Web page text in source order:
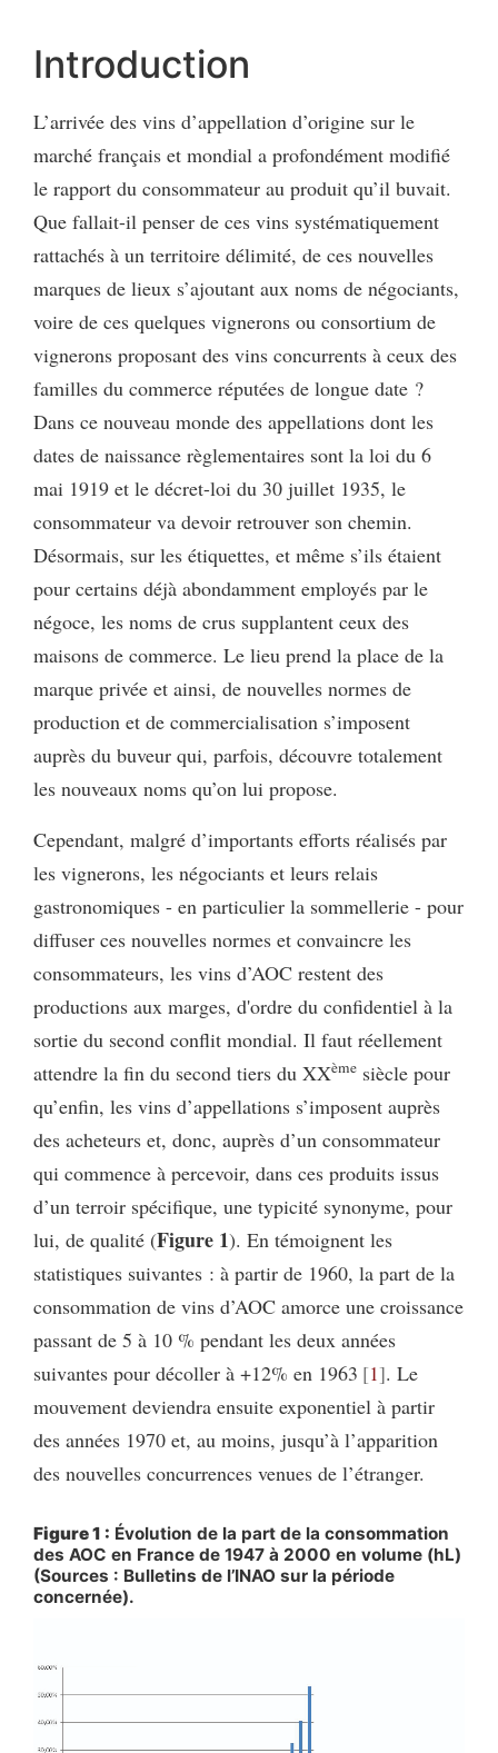
Introduction
L’arrivée des vins d’appellation d’origine sur le
marché français et mondial a profondément modifié
le rapport du consommateur au produit qu’il buvait.
Que fallait-il penser de ces vins systématiquement
rattachés à un territoire délimité, de ces nouvelles
marques de lieux s’ajoutant aux noms de négociants,
voire de ces quelques vignerons ou consortium de
vignerons proposant des vins concurrents à ceux des
familles du commerce réputées de longue date ?
Dans ce nouveau monde des appellations dont les
dates de naissance règlementaires sont la loi du 6
mai 1919 et le décret-loi du 30 juillet 1935, le
consommateur va devoir retrouver son chemin.
Désormais, sur les étiquettes, et même s’ils étaient
pour certains déjà abondamment employés par le
négoce, les noms de crus supplantent ceux des
maisons de commerce. Le lieu prend la place de la
marque privée et ainsi, de nouvelles normes de
production et de commercialisation s’imposent
auprès du buveur qui, parfois, découvre totalement
les nouveaux noms qu’on lui propose.
Cependant, malgré d’importants efforts réalisés par
les vignerons, les négociants et leurs relais
gastronomiques - en particulier la sommellerie - pour
diffuser ces nouvelles normes et convaincre les
consommateurs, les vins d’AOC restent des
productions aux marges, d'ordre du confidentiel à la
sortie du second conflit mondial. Il faut réellement
attendre la fin du second tiers du XXème siècle pour
qu’enfin, les vins d’appellations s’imposent auprès
des acheteurs et, donc, auprès d’un consommateur
qui commence à percevoir, dans ces produits issus
d’un terroir spécifique, une typicité synonyme, pour
lui, de qualité (Figure 1). En témoignent les
statistiques suivantes : à partir de 1960, la part de la
consommation de vins d’AOC amorce une croissance
passant de 5 à 10 % pendant les deux années
suivantes pour décoller à +12% en 1963 1 . Le
mouvement deviendra ensuite exponentiel à partir
des années 1970 et, au moins, jusqu’à l’apparition
des nouvelles concurrences venues de l’étranger.
Figure 1 : Évolution de la part de la consommation
des AOC en France de 1947 à 2000 en volume (hL)
(Sources : Bulletins de l’INAO sur la période
concernée).